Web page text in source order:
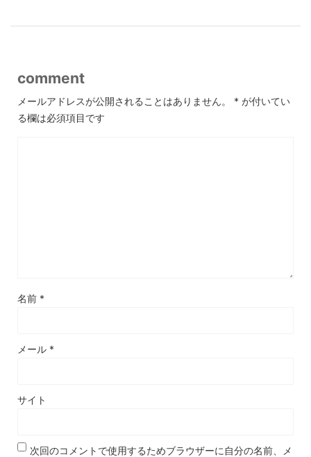
comment
メールアドレスが公開されることはありません。 * が付いてい
る欄は必須項目です
名前 *
メール *
サイト
次回のコメントで使用するためブラウザーに自分の名前、メ